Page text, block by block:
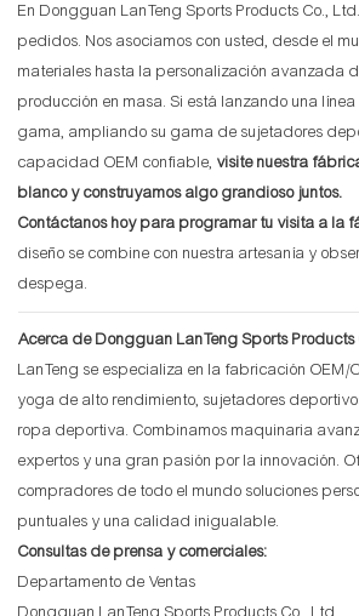
En Dongguan LanTeng Sports Products Co.,
pedidos. Nos asociamos con usted, desde el
materiales hasta la personalización avanzada
producción en masa. Si está lanzando una
gama, ampliando su gama de sujetadores
capacidad OEM confiable, visite nuestra
blanco y construyamos algo grandioso juntos.
Contáctanos hoy para programar tu visita a la
diseño se combine con nuestra artesanía y
despega.
Acerca de Dongguan LanTeng Sports Products
LanTeng se especializa en la fabricación
yoga de alto rendimiento, sujetadores
ropa deportiva. Combinamos maquinaria
expertos y una gran pasión por la innovación.
compradores de todo el mundo soluciones
puntuales y una calidad inigualable.
Consultas de prensa y comerciales:
Departamento de Ventas